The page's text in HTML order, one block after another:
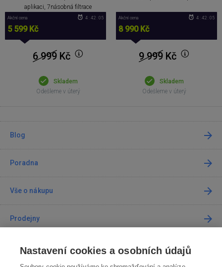
aplikaci, 7násobná filtrace
Akční cena
5 599 Kč
4 : 42 : 05
6 999 Kč
Skladem
Odešleme v úterý
Akční cena
8 990 Kč
4 : 42 : 05
9 999 Kč
Skladem
Odešleme v úterý
Blog
Poradna
Vše o nákupu
Prodejny
Kontakt
Nastavení cookies a osobních údajů